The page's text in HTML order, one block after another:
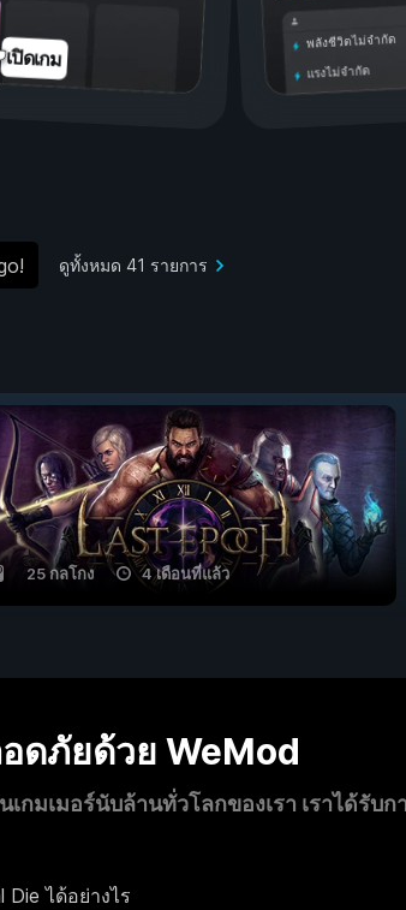
เปิดเกม
พลังชีวิตไม่จำกัด
แรงไม่จำกัด
ดูทั้งหมด 41 รายการ
25 กลโกง 4 เดือนที่แล้ว
ดภัยด้วย WeMod
กมเมอร์นับล้านทั่วโลกของเรา เราได้รั
ได้อย่างไร